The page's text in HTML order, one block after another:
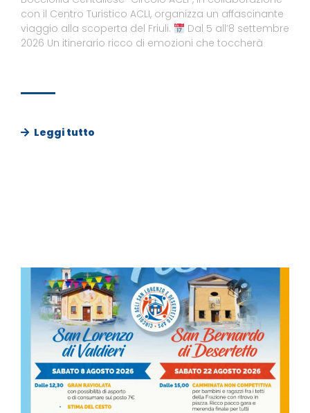
con il Centro Turistico ACLI, organizza un affascinante
viaggio alla scoperta del Friuli.
Dal 5 all’8 settembre
2026 Un itinerario ricco di emozioni che toccherà
Leggi tutto